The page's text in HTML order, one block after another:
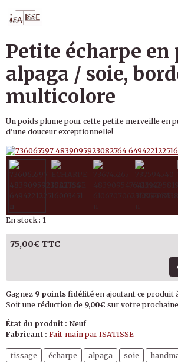
Petite écharpe en
alpaga / soie,
multicolore
Un poids plume pour cette petite merveille en
d'une douceur exceptionnelle!
En stock : 1
75,00€ TTC
Gagnez 9 points fidélité en ajoutant ce produit
Soit une réduction de 9,00€ sur votre
État du produit : Neuf
Fabricant : Fait-main par ISATISSE
tissage écharpe alpaga soie